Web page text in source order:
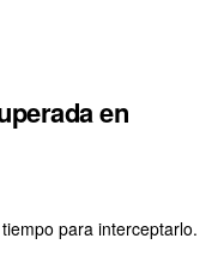
en
para interceptarlo.